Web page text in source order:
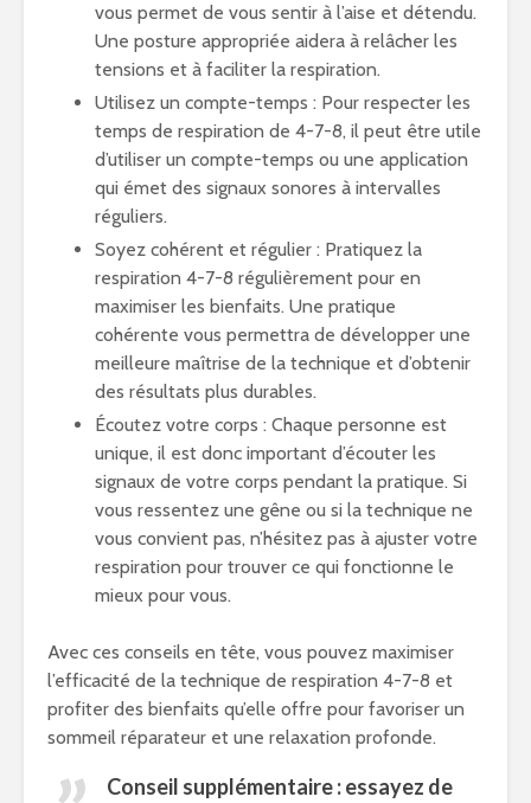
vous permet de vous sentir à l’aise et détendu.
Une posture appropriée aidera à relâcher les
tensions et à faciliter la respiration.
Utilisez un compte-temps : Pour respecter les
temps de respiration de 4-7-8, il peut être utile
d’utiliser un compte-temps ou une application
qui émet des signaux sonores à intervalles
réguliers.
Soyez cohérent et régulier : Pratiquez la
respiration 4-7-8 régulièrement pour en
maximiser les bienfaits. Une pratique
cohérente vous permettra de développer une
meilleure maîtrise de la technique et d’obtenir
des résultats plus durables.
Écoutez votre corps : Chaque personne est
unique, il est donc important d’écouter les
signaux de votre corps pendant la pratique. Si
vous ressentez une gêne ou si la technique ne
vous convient pas, n’hésitez pas à ajuster votre
respiration pour trouver ce qui fonctionne le
mieux pour vous.
Avec ces conseils en tête, vous pouvez maximiser
l’efficacité de la technique de respiration 4-7-8 et
profiter des bienfaits qu’elle offre pour favoriser un
sommeil réparateur et une relaxation profonde.
Conseil supplémentaire : essayez de